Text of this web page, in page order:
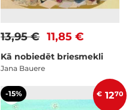
11,85 €
13,95 €
Kā nobiedēt briesmekli
Jana Bauere
-15% € 1270